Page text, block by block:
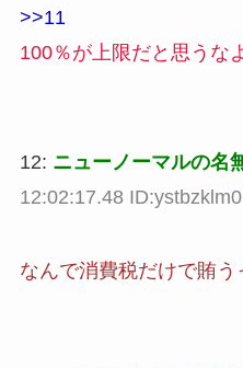
>>11
100％が上限だと思うな
12: ニューノーマルの名
12:02:17.48 ID:ystbzklm0
なんで消費税だけで賄